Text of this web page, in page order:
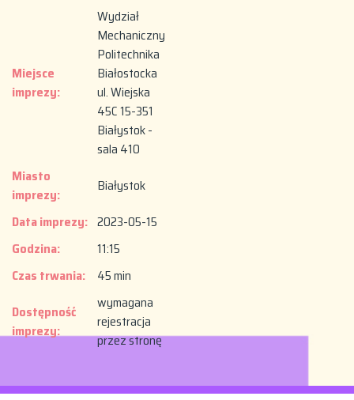
Miejsce
imprezy:
Wydział
Mechaniczny
Politechnika
Białostocka
ul. Wiejska
45C 15-351
Białystok -
sala 410
Miasto
imprezy:
Białystok
Data imprezy: 2023-05-15
Godzina:
11:15
Czas trwania:
45 min
Dostępność
imprezy:
wymagana
rejestracja
przez stronę